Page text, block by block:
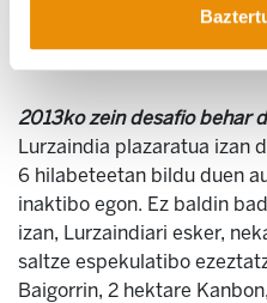
arduradunetarik osatua da,
2013ko zein desafio behar
Lurzaindia plazaratua izan
6 hilabeteetan bildu duen
inaktibo egon. Ez baldin
izan, Lurzaindiari esker,
saltze espekulatibo
Baigorrin, 2 hektare